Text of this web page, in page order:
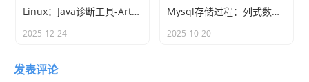
1、 解决中文输入法问题 ......... 57
2、 超快速移动工作区 ............. 57
Linux：Java诊断工具-Arthas
2025-12-24
Mysql存储过程：列式数据转行式数据
2025-10-20
发表评论